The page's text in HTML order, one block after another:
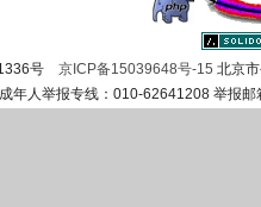
号 京ICP备15039648号-15 北京
人举报专线：010-62641208 举报